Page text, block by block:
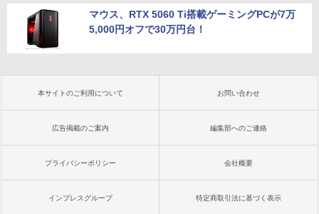
マウス、RTX 5060 Ti搭載ゲーミングPCが7万
5,000円オフで30万円台！
本サイトのご利用について お問い合わせ
広告掲載のご案内 編集部へのご連絡
プライバシーポリシー 会社概要
インプレスグループ 特定商取引法に基づく表示